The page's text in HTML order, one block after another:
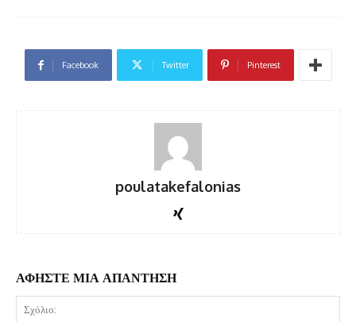
Facebook Twitter Pinterest
poulatakefalonias
ΑΦΗΣΤΕ ΜΙΑ ΑΠΑΝΤΗΣΗ